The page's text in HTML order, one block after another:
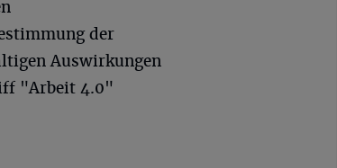
der
Auswirkungen
"Arbeit 4.0"